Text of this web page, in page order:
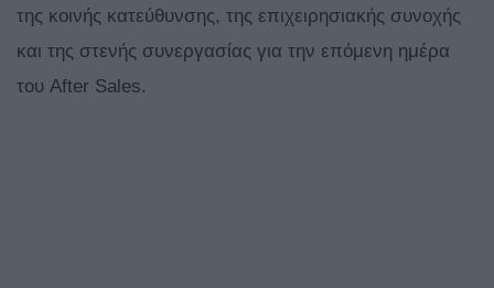
της κοινής κατεύθυνσης, της επιχειρησιακής συνοχής
και της στενής συνεργασίας για την επόμενη ημέρα
του After Sales.